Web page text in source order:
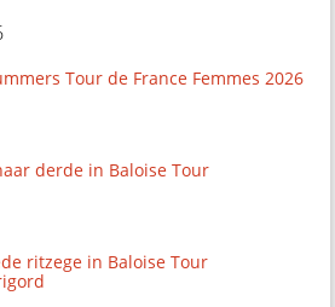
Tour de France Femmes 2026
derde in Baloise Tour
ritzege in Baloise Tour